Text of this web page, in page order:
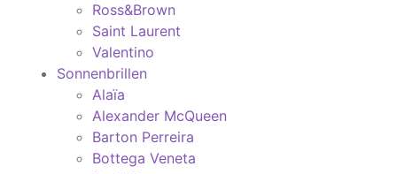
Ross&Brown
Saint Laurent
Valentino
Sonnenbrillen
Alaïa
Alexander McQueen
Barton Perreira
Bottega Veneta